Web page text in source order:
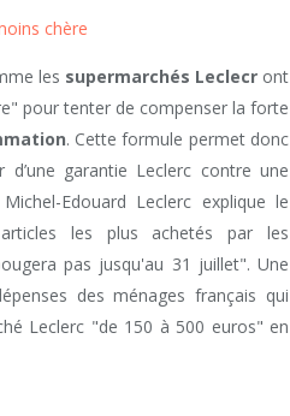
chère
les supermarchés Leclecr ont
pour tenter de compenser la forte
. Cette formule permet donc
garantie Leclerc contre une
Edouard Leclerc explique le
les plus achetés par les
pas jusqu'au 31 juillet". Une
des ménages français qui
Leclerc "de 150 à 500 euros" en